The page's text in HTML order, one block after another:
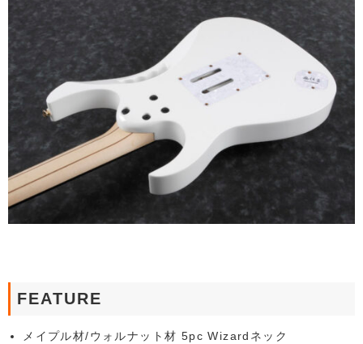
FEATURE
メイプル材/ウォルナット材 5pc Wizardネック